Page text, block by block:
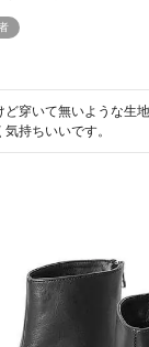
穿いて無いような生
持ちいいです。